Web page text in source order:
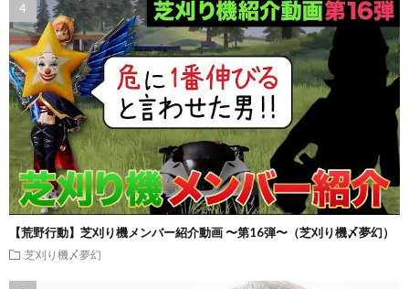
【荒野行動】芝刈り機メンバー紹介動画 〜第16弾〜（芝刈り機〆夢幻）
芝刈り機〆夢幻